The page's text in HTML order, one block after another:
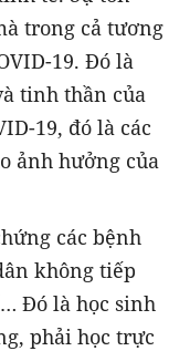
trong cả tương
19. Đó là
tinh thần của
19, đó là các
ảnh hưởng của
các bệnh
không tiếp
Đó là học sinh
phải học trực